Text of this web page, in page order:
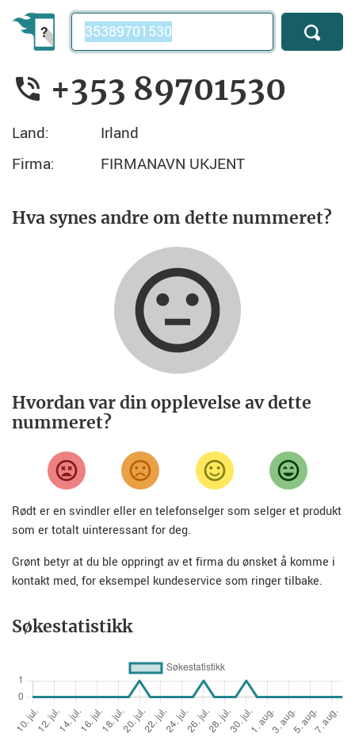
Telefonnummer
+353 89701530
Land:
Irland
Firma:
FIRMANAVN UKJENT
Hva synes andre om dette nummeret?
Hvordan var din opplevelse av dette
nummeret?
Rødt er en svindler eller en telefonselger som selger et produkt
som er totalt uinteressant for deg.
Grønt betyr at du ble oppringt av et firma du ønsket å komme i
kontakt med, for eksempel kundeservice som ringer tilbake.
Søkestatistikk